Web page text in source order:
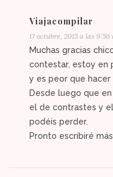
Viajacompilar
17 octubre, 2015 a las 9:56
Muchas gracias
contestar, estoy en
y es peor que hacer
Desde luego que
el de contrastes y
podéis perder.
Pronto escribiré